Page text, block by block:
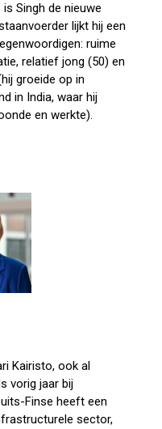
Singh de nieuwe
lijkt hij een
ruime
relatief jong (50) en
groeide op in
in India, waar hij
en werkte).
Kairisto, ook al
vorig jaar bij
Finse heeft een
sector,